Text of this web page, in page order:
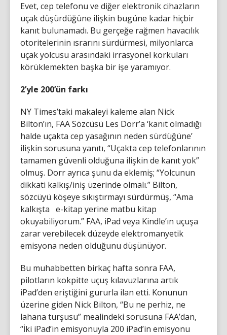
Evet, cep telefonu ve diğer elektronik cihazların
uçak düşürdüğüne ilişkin bugüne kadar hiçbir
kanıt bulunamadı. Bu gerçeğe rağmen havacılık
otoritelerinin ısrarını sürdürmesi, milyonlarca
uçak yolcusu arasındaki irrasyonel korkuları
körüklemekten başka bir işe yaramıyor.
2’yle 200’ün farkı
NY Times’taki makaleyi kaleme alan Nick
Bilton’ın, FAA Sözcüsü Les Dorr’a ‘kanıt olmadığı
halde uçakta cep yasağının neden sürdüğüne’
ilişkin sorusuna yanıtı, “Uçakta cep telefonlarının
tamamen güvenli olduğuna ilişkin de kanıt yok”
olmuş. Dorr ayrıca şunu da eklemiş; “Yolcunun
dikkati kalkış/iniş üzerinde olmalı.” Bilton,
sözcüyü köşeye sıkıştırmayı sürdürmüş, “Ama
kalkışta e-kitap yerine matbu kitap
okuyabiliyorum.” FAA, iPad veya Kindle’ın uçuşa
zarar verebilecek düzeyde elektromanyetik
emisyona neden olduğunu düşünüyor.
Bu muhabbetten birkaç hafta sonra FAA,
pilotların kokpitte uçuş kılavuzlarına artık
iPad’den eriştiğini gururla ilan etti. Konunun
üzerine giden Nick Bilton, “Bu ne perhiz, ne
lahana turşusu” mealindeki sorusuna FAA’dan,
“İki iPad’in emisyonuyla 200 iPad’in emisyonu